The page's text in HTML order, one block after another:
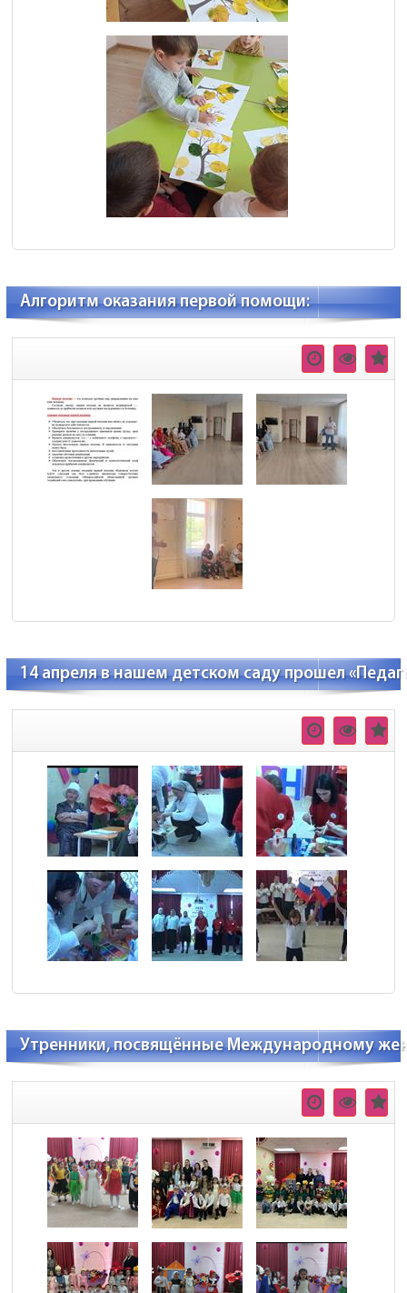
Алгоритм оказания первой помощи:
14 апреля в нашем детском саду прошел
Утренники, посвящённые Международному